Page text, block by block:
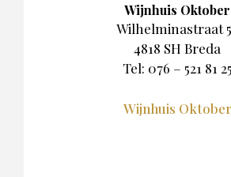
Wijnhuis Oktober
Wilhelminastraat
4818 SH Breda
Tel: 076 – 521 81 25
Wijnhuis Oktober